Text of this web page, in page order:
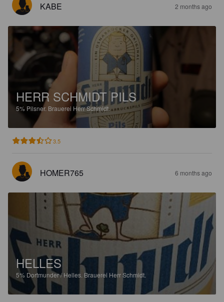
KABE 2 months ago
HERR SCHMIDT PILS
5% Pilsner. Brauerei Herr Schmidt.
3.5
HOMER765 6 months ago
HELLES
5% Dortmunder / Helles. Brauerei Herr Schmidt.